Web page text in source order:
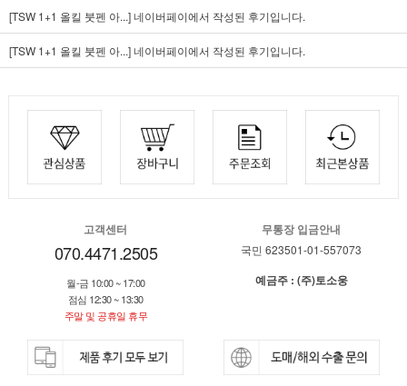
[TSW 1+1 올킬 붓펜 아...]네이버페이에서 작성된 후기입니다.
[TSW 1+1 올킬 붓펜 아...]네이버페이에서 작성된 후기입니다.
고객센터
070.4471.2505
월-금 10:00 ~ 17:00
점심 12:30 ~ 13:30
주말 및 공휴일 휴무
무통장 입금안내
국민 623501-01-557073
예금주 : (주)토소웅